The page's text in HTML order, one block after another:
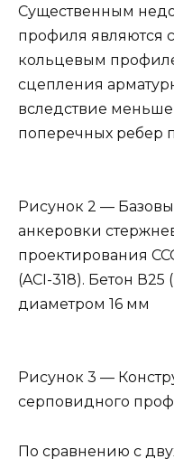
Существенным
профиля являются
кольцевым
сцепления
вследствие
поперечных ребер
Рисунок 2 —
анкеровки
проектирования
(ACI-318). Бетон
диаметром 16 мм
Рисунок 3 —
серповидного
По сравнению с